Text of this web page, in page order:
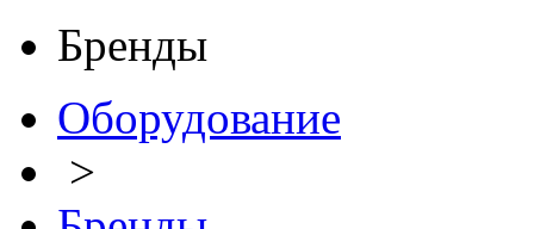
Бренды
Оборудование
>